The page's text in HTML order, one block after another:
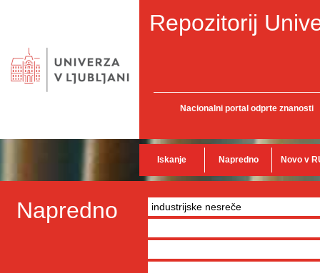
Repozitorij
Nacionalni portal odprte znanosti
Iskanje Napredno Novo v
Napredno